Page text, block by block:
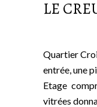
LE
Quartier
entrée, une
Etage
vitrées